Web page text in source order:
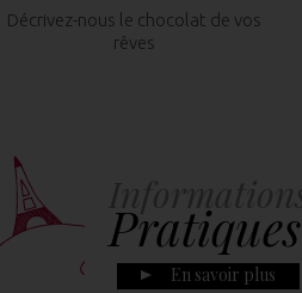
Décrivez-nous le chocolat de vos
rêves
Pratiques
En savoir plus